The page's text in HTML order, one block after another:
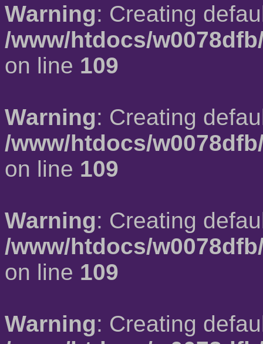
Warning: Creating
/www/htdocs/
on line 109
Warning: Creating
/www/htdocs/
on line 109
Warning: Creating
/www/htdocs/
on line 109
Warning: Creating